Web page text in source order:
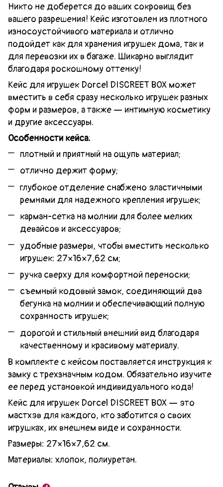
Никто не доберется до ваших сокровищ без
вашего разрешения! Кейс изготовлен из плотного
износоустойчивого материала и отлично
подойдет как для хранения игрушек дома, так и
для перевозки их в багаже. Шикарно выглядит
благодаря роскошному оттенку!
Кейс для игрушек Dorcel DISCREET BOX может
вместить в себя сразу несколько игрушек разных
форм и размеров, а также — интимную косметику
и другие аксессуары.
Особенности кейса:
плотный и приятный на ощупь материал;
отлично держит форму;
глубокое отделение снабжено эластичными
ремнями для надежного крепления игрушек;
карман-сетка на молнии для более мелких
девайсов и аксессуаров;
удобные размеры, чтобы вместить несколько
игрушек: 27×16×7,62 см;
ручка сверху для комфортной переноски;
съемный кодовый замок, соединяющий два
бегунка на молнии и обеспечивающий полную
сохранность игрушек;
дорогой и стильный внешний вид благодаря
качественному и красивому материалу.
В комплекте с кейсом поставляется инструкция к
замку с трехзначным кодом. Обязательно изучите
ее перед установкой индивидуального кода!
Кейс для игрушек Dorcel DISCREET BOX — это
мастхэв для каждого, кто заботится о своих
игрушках, их внешнем виде и сохранности.
Размеры: 27×16×7,62 см.
Материалы: хлопок, полиуретан.